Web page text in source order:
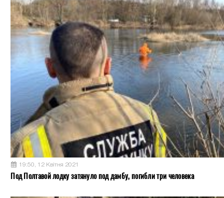
19:50, 12 Квітня 2021
Под Полтавой лодку затянуло под дамбу, погибли три человека